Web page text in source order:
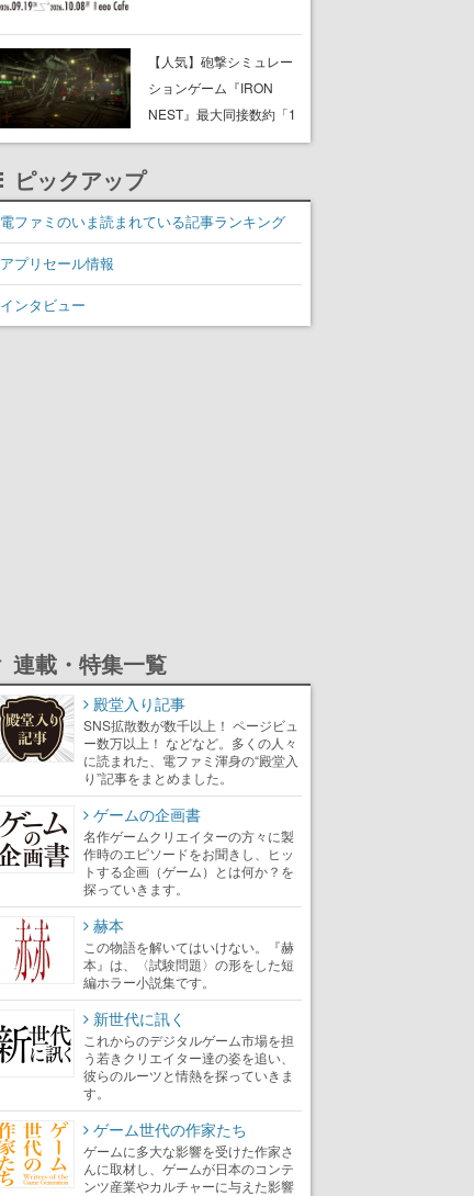
たちが学祭バンドを楽し
む様子を切り取った新グ
ッズが展開
【人気】砲撃シミュレー
ションゲーム『IRON
NEST』最大同接数約「1
万2000人」を超える盛
倒的に好評”
ピックアップ
電ファミのいま読まれている記事ランキング
アプリセール情報
インタビュー
連載・特集一覧
殿堂入り記事
SNS拡散数が数千以上！ ページビュ
ー数万以上！ などなど。多くの人々
に読まれた、電ファミ渾身の“殿堂入
り”記事をまとめました。
ゲームの企画書
名作ゲームクリエイターの方々に製
作時のエピソードをお聞きし、ヒッ
トする企画（ゲーム）とは何か？を
探っていきます。
赫本
この物語を解いてはいけない。『赫
本』は、〈試験問題〉の形をした短
編ホラー小説集です。
新世代に訊く
これからのデジタルゲーム市場を担
う若きクリエイター達の姿を追い、
彼らのルーツと情熱を探っていきま
す。
ゲーム世代の作家たち
ゲームに多大な影響を受けた作家さ
んに取材し、ゲームが日本のコンテ
ンツ産業やカルチャーに与えた影響